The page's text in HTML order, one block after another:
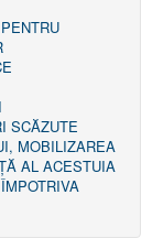
SCĂZUTE
MOBILIZAREA
AL ACESTUIA